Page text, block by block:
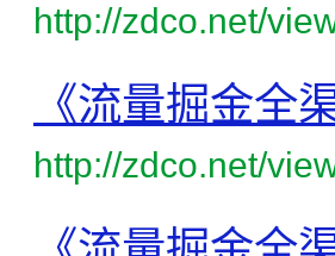
http://zdco.net/
《流量掘金全
http://zdco.net/